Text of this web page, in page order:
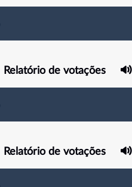
Relatório de votações
Relatório de votações